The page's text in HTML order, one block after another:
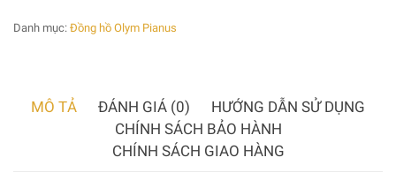
Danh mục: Đồng hồ Olym Pianus
MÔ TẢ ĐÁNH GIÁ (0)
HƯỚNG DẪN SỬ DỤNG
CHÍNH SÁCH BẢO HÀNH
CHÍNH SÁCH GIAO HÀNG